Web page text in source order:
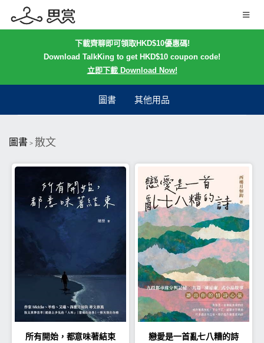
下載齊聊即可領取HKD$10優惠碼!
Download TalkKing to get HKD$10 coupon code!
立即下載 Download Now!
圖書 其他用品
圖書 > 散文
所有開始，都意味著結束 戀愛是一首亂七八糟的詩